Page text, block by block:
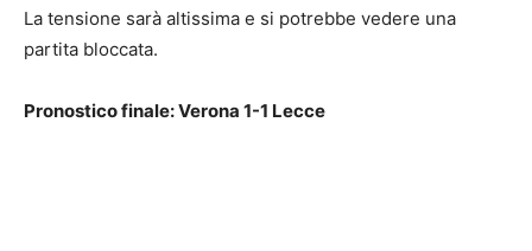
La tensione sarà altissima e si potrebbe vedere una
partita bloccata.
Pronostico finale: Verona 1-1 Lecce